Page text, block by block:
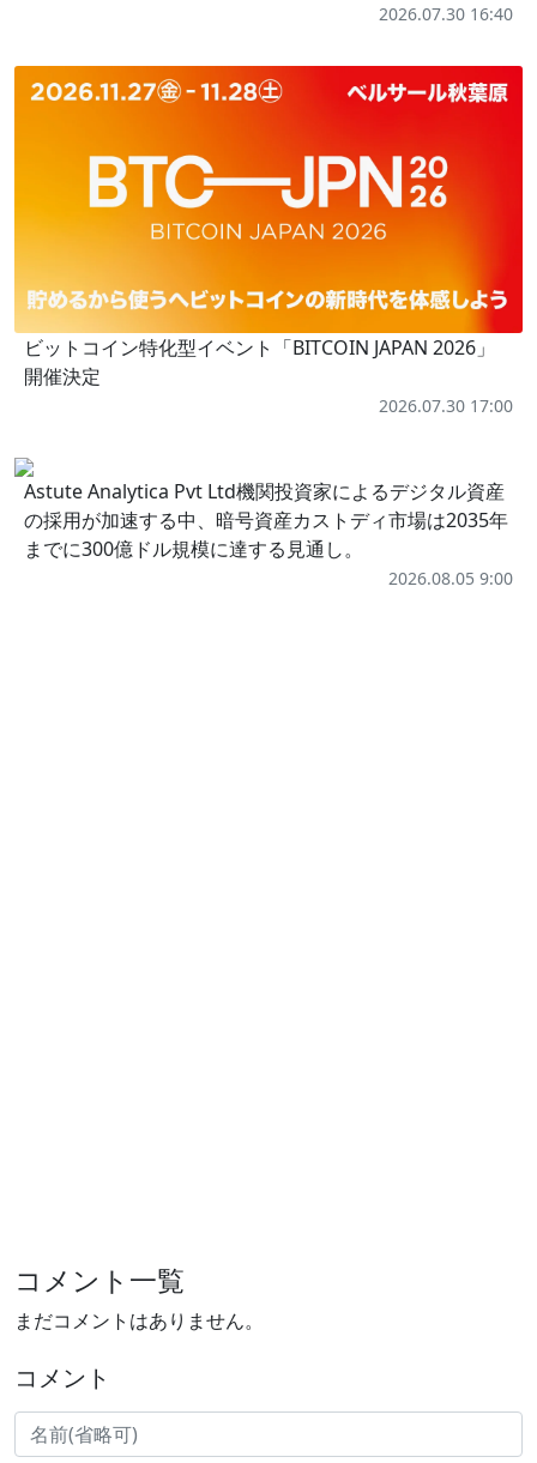
2026.07.30 16:40
ビットコイン特化型イベント「BITCOIN JAPAN 2026」
開催決定
2026.07.30 17:00
Astute Analytica Pvt Ltd機関投資家によるデジタル資産
の採用が加速する中、暗号資産カストディ市場は2035年
までに300億ドル規模に達する見通し。
2026.08.05 9:00
コメント一覧
まだコメントはありません。
コメント